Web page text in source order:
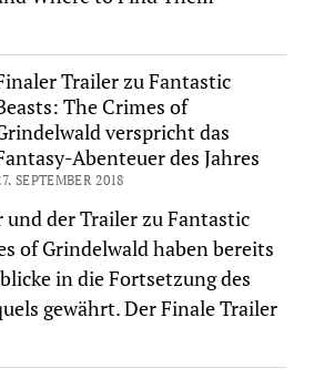
Trailer zu Fantastic
The Crimes of
verspricht das
Abenteuer des Jahres
SEPTEMBER 2018
und der Trailer zu Fantastic
of Grindelwald haben bereits
in die Fortsetzung des
gewährt. Der Finale Trailer